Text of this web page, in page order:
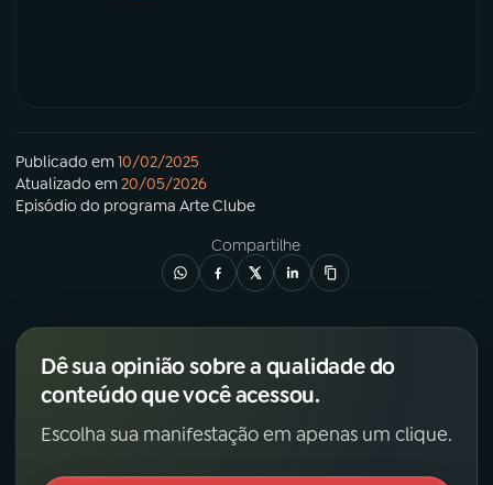
Publicado em10/02/2025
Atualizado em20/05/2026
Episódio do programa Arte Clube
Compartilhe
Dê sua opinião sobre a qualidade do
conteúdo que você acessou.
Escolha sua manifestação em apenas um clique.